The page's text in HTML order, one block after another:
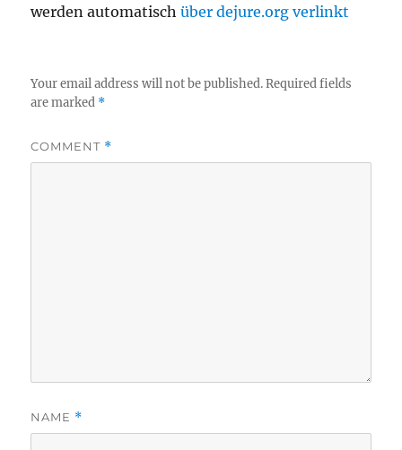
werden automatischüber dejure.org verlinkt
Your email address will not be published. Required fields
are marked *
COMMENT *
NAME *